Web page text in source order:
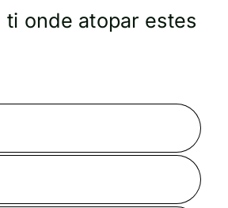
ti onde atopar estes